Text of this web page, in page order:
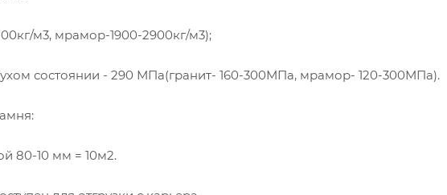
м3, мрамор-1900-2900кг/м3);
состоянии - 290 МПа(гранит- 160-300МПа, мрамор- 120-300МПа).
80-10 мм = 10м2.